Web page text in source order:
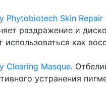
Phytobiotech Skin Repair
раздражение и
использоваться как
Clearing Masque.
устранения